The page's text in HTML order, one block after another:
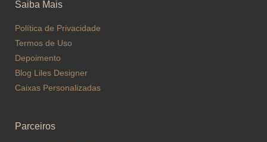
Saiba Mais
Política de Privacidade
Termos de Uso
Depoimento
Blog Liles Designer
Caixas Personalizadas
Parceiros